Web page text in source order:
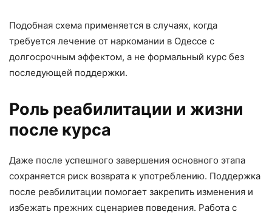
Подобная схема применяется в случаях, когда
требуется лечение от наркомании в Одессе с
долгосрочным эффектом, а не формальный курс без
последующей поддержки.
Роль реабилитации и жизни
после курса
Даже после успешного завершения основного этапа
сохраняется риск возврата к употреблению. Поддержка
после реабилитации помогает закрепить изменения и
избежать прежних сценариев поведения. Работа с